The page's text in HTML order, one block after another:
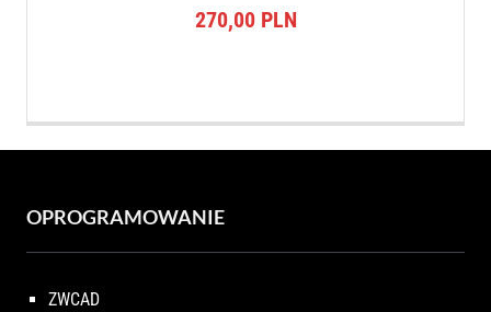
270,00 PLN
OPROGRAMOWANIE
ZWCAD